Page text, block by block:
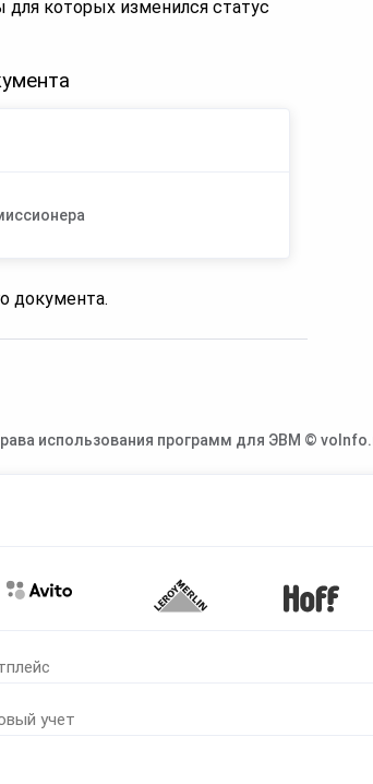
которых изменился статус
документа.
использования программ для ЭВМ ©
учет